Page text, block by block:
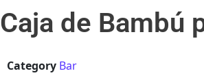
Caja de Bambú
Category Bar